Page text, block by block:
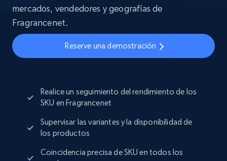
mercados, vendedores y geografías de
Fragrancenet.
Reserve una demostración
Realice un seguimiento del rendimiento de los
SKU en Fragrancenet
Supervisar las variantes y la disponibilidad de
los productos
Coincidencia precisa de SKU en todos los